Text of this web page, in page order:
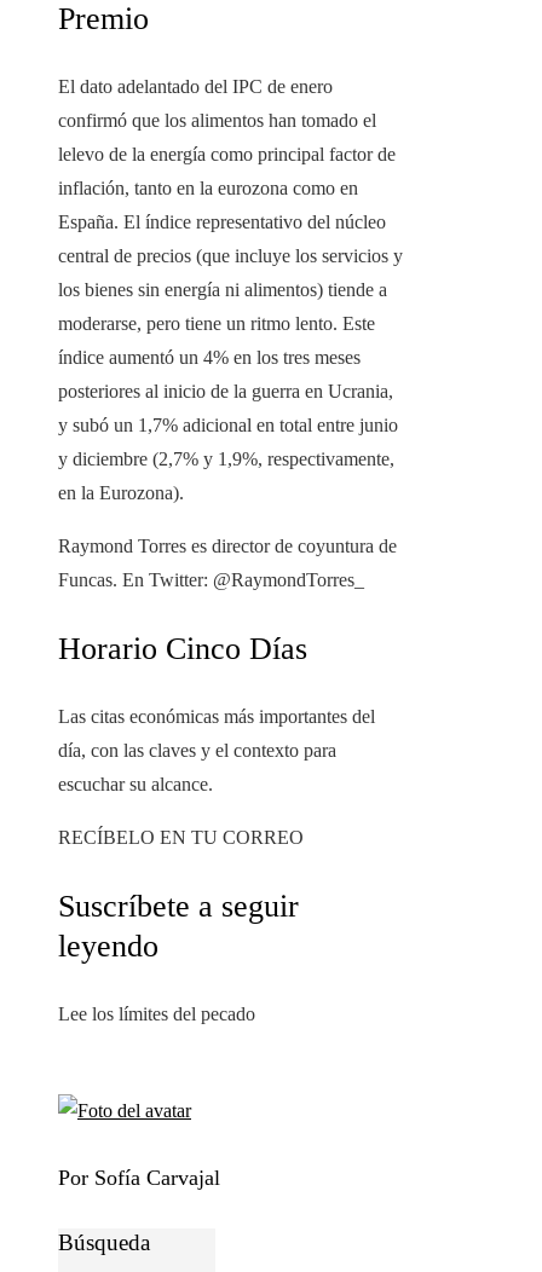
Premio
El dato adelantado del IPC de enero
confirmó que los alimentos han tomado el
lelevo de la energía como principal factor de
inflación, tanto en la eurozona como en
España. El índice representativo del núcleo
central de precios (que incluye los servicios y
los bienes sin energía ni alimentos) tiende a
moderarse, pero tiene un ritmo lento. Este
índice aumentó un 4% en los tres meses
posteriores al inicio de la guerra en Ucrania,
y subó un 1,7% adicional en total entre junio
y diciembre (2,7% y 1,9%, respectivamente,
en la Eurozona).
Raymond Torres es director de coyuntura de
Funcas. En Twitter: @RaymondTorres_
Horario Cinco Días
Las citas económicas más importantes del
día, con las claves y el contexto para
escuchar su alcance.
RECÍBELO EN TU CORREO
Suscríbete a seguir
leyendo
Lee los límites del pecado
Por Sofía Carvajal
Búsqueda